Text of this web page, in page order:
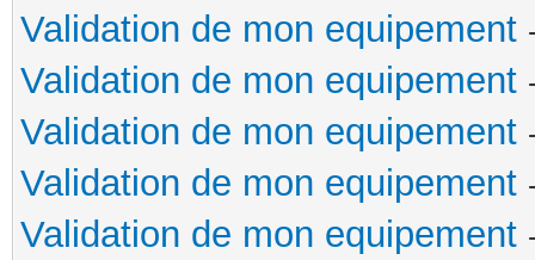
Validation de mon equipement
Validation de mon equipement
Validation de mon equipement
Validation de mon equipement
Validation de mon equipement